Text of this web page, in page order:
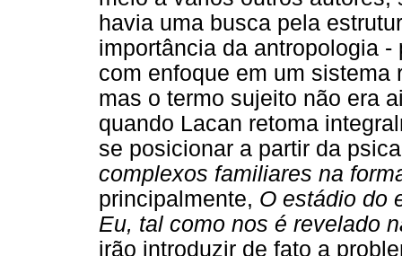
havia uma busca pela
importância da antropologia
com enfoque em um sistema
mas o termo sujeito não era
quando Lacan retoma
se posicionar a partir da
complexos familiares na
principalmente, O estádio do
Eu, tal como nos é revelado
irão introduzir de fato a